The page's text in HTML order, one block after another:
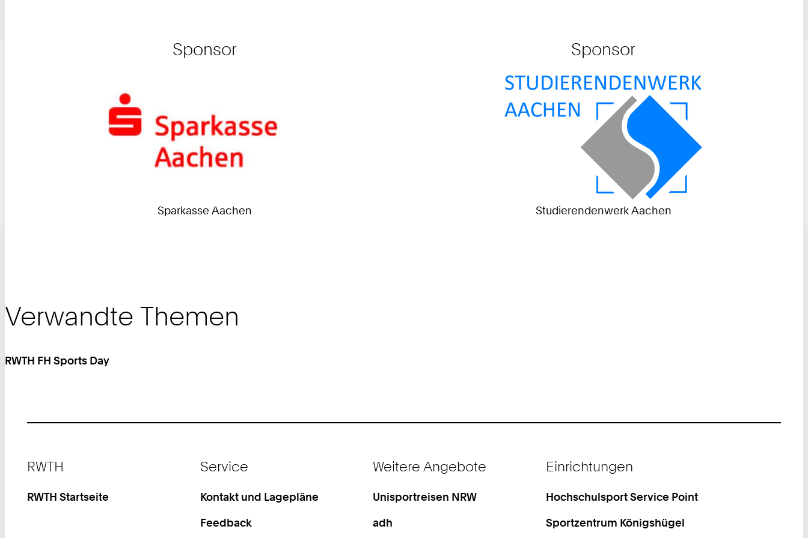
Sponsor Sponsor
Sparkasse Aachen Studierendenwerk Aachen
Verwandte Themen
RWTH FH Sports Day
RWTH
RWTH Startseite
Service
Kontakt und Lagepläne
Feedback
Weitere Angebote
Unisportreisen NRW
adh
Einrichtungen
Hochschulsport Service Point
Sportzentrum Königshügel